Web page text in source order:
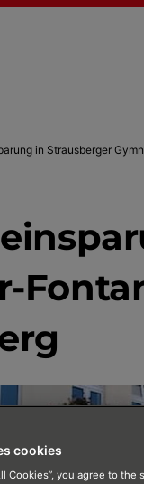
in Strausberger
cookies
Cookies”, you agree to